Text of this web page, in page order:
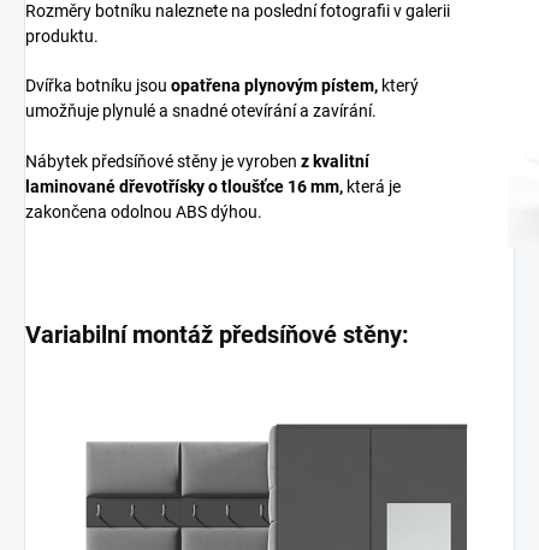
Rozměry botníku naleznete na poslední fotografii v galerii
produktu.
Dvířka botníku jsou opatřena plynovým pístem, který
umožňuje plynulé a snadné otevírání a zavírání.
Nábytek předsíňové stěny je vyroben z kvalitní
laminované dřevotřískyo tloušťce 16 mm, která je
zakončena odolnou ABS dýhou.
Variabilní montáž předsíňové stěny: